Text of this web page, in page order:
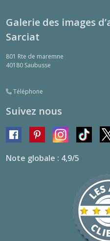
Galerie des images
Sarciat
801 Rte de maremne
40180 Saubusse
Téléphone
Suivez nous
Note globale : 4,9/5